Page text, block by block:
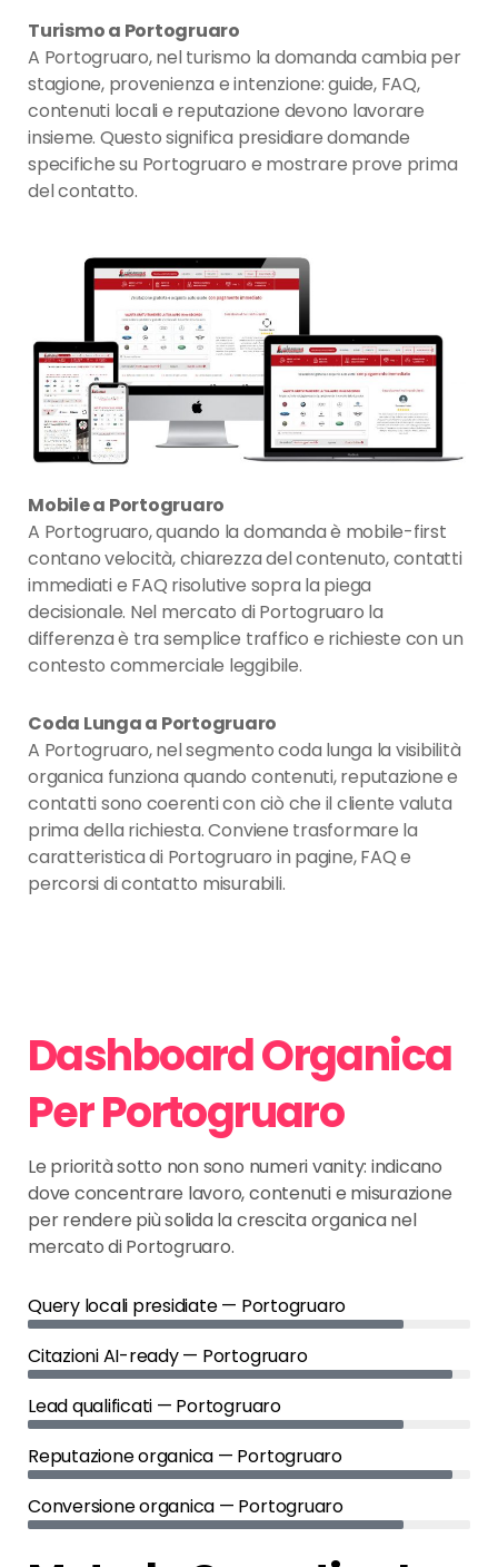
Turismo a Portogruaro
A Portogruaro, nel turismo la domanda cambia per
stagione, provenienza e intenzione: guide, FAQ,
contenuti locali e reputazione devono lavorare
insieme. Questo significa presidiare domande
specifiche su Portogruaro e mostrare prove prima
del contatto.
Mobile a Portogruaro
A Portogruaro, quando la domanda è mobile-first
contano velocità, chiarezza del contenuto, contatti
immediati e FAQ risolutive sopra la piega
decisionale. Nel mercato di Portogruaro la
differenza è tra semplice traffico e richieste con un
contesto commerciale leggibile.
Coda Lunga a Portogruaro
A Portogruaro, nel segmento coda lunga la visibilità
organica funziona quando contenuti, reputazione e
contatti sono coerenti con ciò che il cliente valuta
prima della richiesta. Conviene trasformare la
caratteristica di Portogruaro in pagine, FAQ e
percorsi di contatto misurabili.
Dashboard Organica
Per Portogruaro
Le priorità sotto non sono numeri vanity: indicano
dove concentrare lavoro, contenuti e misurazione
per rendere più solida la crescita organica nel
mercato di Portogruaro.
Query locali presidiate — Portogruaro
Citazioni AI-ready — Portogruaro
Lead qualificati — Portogruaro
Reputazione organica — Portogruaro
Conversione organica — Portogruaro